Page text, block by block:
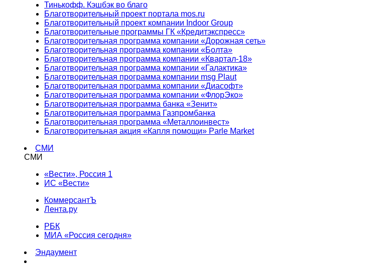
Тинькофф. Кэшбэк во благо
Благотворительный проект портала mos.ru
Благотворительный проект компании Indoor Group
Благотворительные программы ГК «Кредитэкспресс»
Благотворительная программа компании «Дорожная сеть»
Благотворительная программа компании «Болта»
Благотворительная программа компании «Квартал-18»
Благотворительная программа компании «Галактика»
Благотворительная программа компании msg Plaut
Благотворительная программа компании «Диасофт»
Благотворительная программа компании «ФлорЭко»
Благотворительная программа банка «Зенит»
Благотворительная программа Газпромбанка
Благотворительная программа «Металлоинвест»
Благотворительная акция «Капля помощи» Parle Market
СМИ
СМИ
«Вести», Россия 1
ИС «Вести»
КоммерсантЪ
Лента.ру
РБК
МИА «Россия сегодня»
Эндаумент